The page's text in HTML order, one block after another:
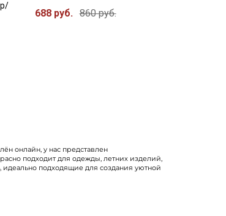
688 руб. 860 руб.
онлайн, у нас представлен
подходит для одежды, летних изделий,
идеально подходящие для создания уютной